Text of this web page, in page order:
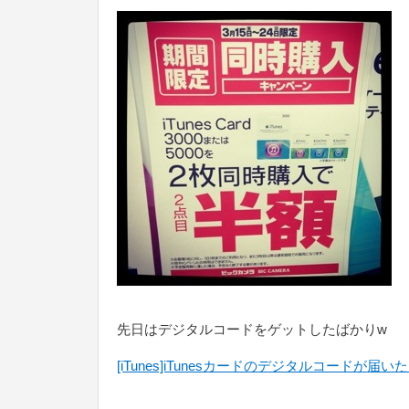
先日はデジタルコードをゲットしたばかりw
[iTunes]iTunesカードのデジタルコードが届いた